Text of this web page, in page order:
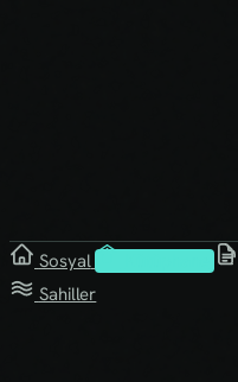
Sosyal
Sahiller